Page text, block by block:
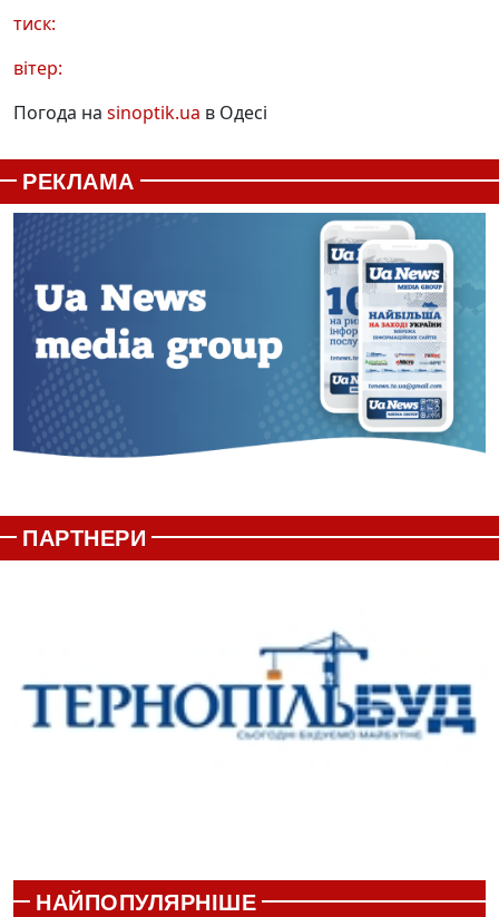
тиск:
вітер:
Погода на sinoptik.ua в Одесі
РЕКЛАМА
ПАРТНЕРИ
НАЙПОПУЛЯРНІШЕ